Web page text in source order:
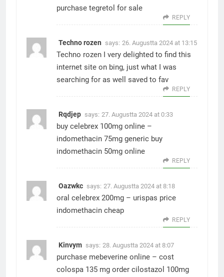
purchase tegretol for sale
REPLY
Techno rozen says: 26. Augustta 2024 at 13:15
Techno rozen I very delighted to find this
internet site on bing, just what I was
searching for as well saved to fav
REPLY
Rqdjep says: 27. Augustta 2024 at 0:33
buy celebrex 100mg online –
indomethacin 75mg generic buy
indomethacin 50mg online
REPLY
Oazwkc says: 27. Augustta 2024 at 8:18
oral celebrex 200mg – urispas price
indomethacin cheap
REPLY
Kinvym says: 28. Augustta 2024 at 8:07
purchase mebeverine online – cost
colospa 135 mg order cilostazol 100mg